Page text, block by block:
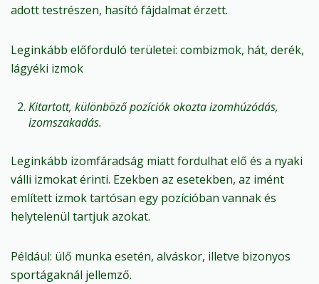
adott testrészen, hasító fájdalmat érzett.
Leginkább előforduló területei: combizmok, hát, derék,
lágyéki izmok
Kitartott, különböző pozíciók okozta izomhúzódás,
izomszakadás.
Leginkább izomfáradság miatt fordulhat elő és a nyaki
válli izmokat érinti. Ezekben az esetekben, az imént
említett izmok tartósan egy pozícióban vannak és
helytelenül tartjuk azokat.
Például: ülő munka esetén, alváskor, illetve bizonyos
sportágaknál jellemző.